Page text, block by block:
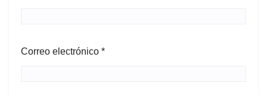
Correo electrónico *